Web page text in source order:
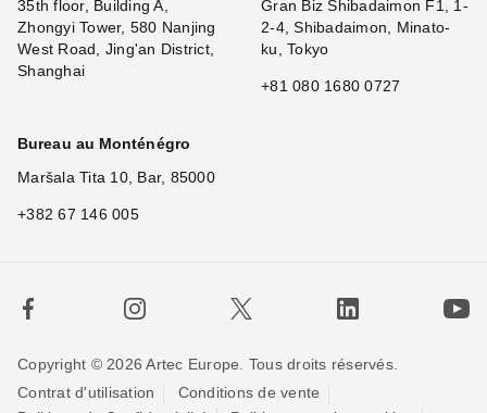
35th floor, Building A,
Zhongyi Tower, 580 Nanjing
West Road, Jing'an District,
Shanghai
Gran Biz Shibadaimon F1, 1-
2-4, Shibadaimon, Minato-
ku, Tokyo
+81 080 1680 0727
Bureau au Monténégro
Maršala Tita 10, Bar, 85000
+382 67 146 005
Copyright © 2026 Artec Europe. Tous droits réservés.
Contrat d'utilisation
Conditions de vente